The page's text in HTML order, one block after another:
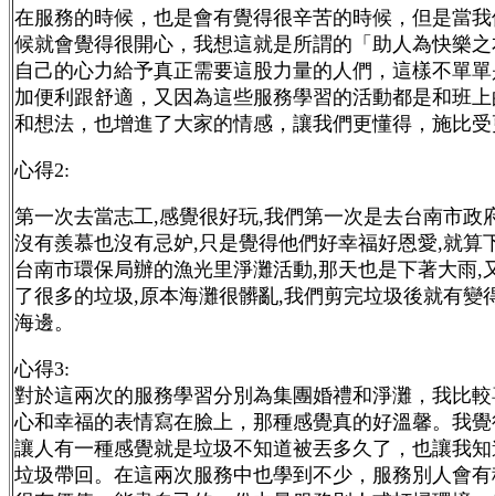
在服務的時候，也是會有覺得很辛苦的時候，但是當
候就會覺得很開心，我想這就是所謂的「助人為快樂
自己的心力給予真正需要這股力量的人們，這樣不單
加便利跟舒適，又因為這些服務學習的活動都是和班
和想法，也增進了大家的情感，讓我們更懂得，施比
心得2:
第一次去當志工,感覺很好玩,我們第一次是去台南市政
沒有羨慕也沒有忌妒,只是覺得他們好幸福好恩愛,就
台南市環保局辦的漁光里淨灘活動,那天也是下著大雨
了很多的垃圾,原本海灘很髒亂,我們剪完垃圾後就有
海邊。
心得3:
對於這兩次的服務學習分別為集團婚禮和淨灘，我比
心和幸福的表情寫在臉上，那種感覺真的好溫馨。我
讓人有一種感覺就是垃圾不知道被丟多久了，也讓我
垃圾帶回。在這兩次服務中也學到不少，服務別人會